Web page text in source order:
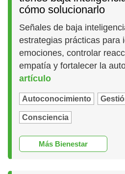
cómo solucionarlo
Señales de baja
estrategias prácticas para
emociones, controlar
empatía y fortalecer la
artículo
Autoconocimiento
Consciencia
Más Bienestar